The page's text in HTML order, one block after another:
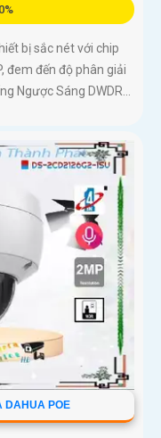
bị sắc nét với chip
đem đến độ phân giải
Ngược Sáng DWDR...
DAHUA POE